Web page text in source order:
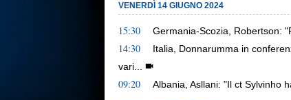
VENERDÌ 14 GIUGNO 2024
15:30 Germania-Scozia, Robertson:
14:30
Italia, Donnarumma in
vari...
09:20 Albania, Asllani: "Il ct Sylvinho